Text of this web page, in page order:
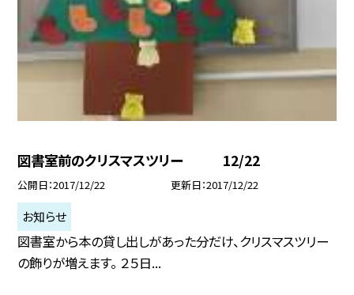
図書室前のクリスマスツリー 12/22
公開日 2017/12/22 更新日 2017/12/22
お知らせ
図書室から本の貸し出しがあった分だけ、クリスマスツリー
の飾りが増えます。 ２５日...